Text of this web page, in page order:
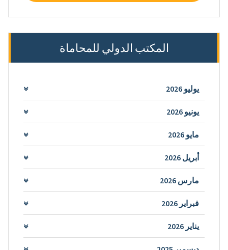
المكتب الدولي للمحاماة
يوليو 2026
يونيو 2026
مايو 2026
أبريل 2026
مارس 2026
فبراير 2026
يناير 2026